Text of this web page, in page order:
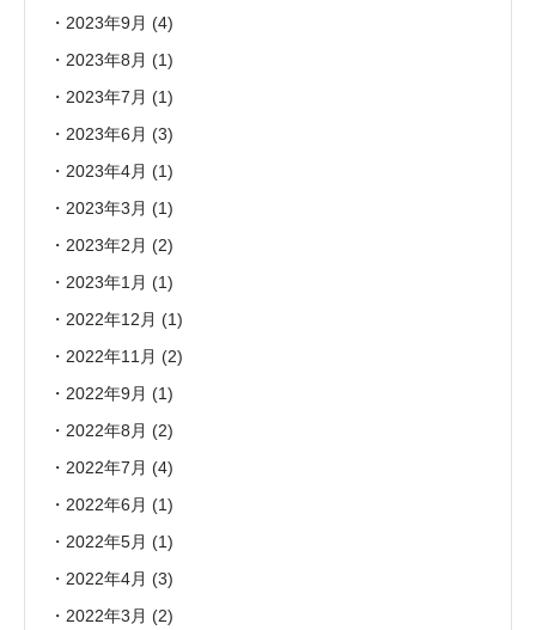
2023年9月 (4)
2023年8月 (1)
2023年7月 (1)
2023年6月 (3)
2023年4月 (1)
2023年3月 (1)
2023年2月 (2)
2023年1月 (1)
2022年12月 (1)
2022年11月 (2)
2022年9月 (1)
2022年8月 (2)
2022年7月 (4)
2022年6月 (1)
2022年5月 (1)
2022年4月 (3)
2022年3月 (2)